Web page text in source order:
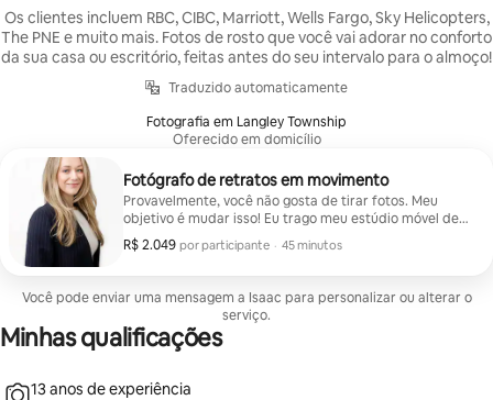
Os clientes incluem RBC, CIBC, Marriott, Wells Fargo, Sky Helicopters,
The PNE e muito mais. Fotos de rosto que você vai adorar no conforto
da sua casa ou escritório, feitas antes do seu intervalo para o almoço!
Traduzido automaticamente
Fotografia em Langley Township
Oferecido em domicílio
Fotógrafo de retratos em movimento
Provavelmente, você não gosta de tirar fotos. Meu
objetivo é mudar isso! Eu trago meu estúdio móvel de
fotos para o conforto do seu escritório ou casa. Não só
você está em um ambiente familiar, você também não
concluídas durante o seu intervalo para o almoço.
Sessões de 30 minutos Revisão de imagens no local
através do meu laptop Entrega em 48 horas das
R$ 2.049 por participante
R$ 2.049 por participante
, · 45 minutos
Você pode enviar uma mensagem a Isaac para personalizar ou alterar o
serviço.
Minhas qualificações
13 anos de experiência